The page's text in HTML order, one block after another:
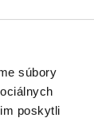
súbory
poskytli